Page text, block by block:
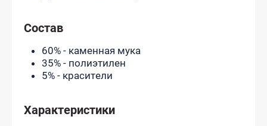
Состав
60% - каменная мука
35% - полиэтилен
5% - красители
Характеристики